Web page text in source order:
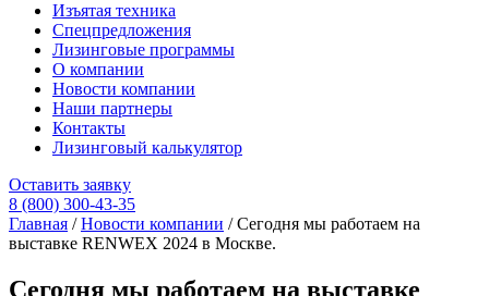
Изъятая техника
Спецпредложения
Лизинговые программы
О компании
Новости компании
Наши партнеры
Контакты
Лизинговый калькулятор
Оставить заявку
8 (800) 300-43-35
Главная /Новости компании /Сегодня мы работаем на
выставке RENWEX 2024 в Москве.
Сегодня мы работаем на выставке